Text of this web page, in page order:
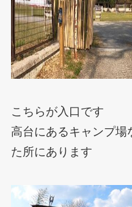
こちらが入口です
高台にあるキャンプ場
た所にあります